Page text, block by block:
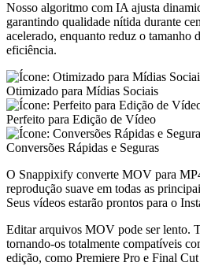
Nosso algoritmo com IA ajusta
garantindo qualidade nítida durante
acelerado, enquanto reduz o tamanho
eficiência.
Otimizado para Mídias Sociais
Perfeito para Edição de Vídeo
Conversões Rápidas e Seguras
O Snappixify converte MOV para
reprodução suave em todas as
Seus vídeos estarão prontos para o
Editar arquivos MOV pode ser lento.
tornando-os totalmente compatíveis
edição, como Premiere Pro e Final